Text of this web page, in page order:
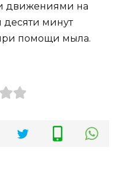
движениями на
десяти минут
помощи мыла.